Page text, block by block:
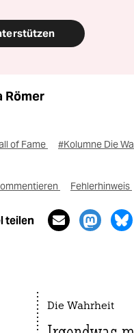
Römer
of Fame #Kolumne Die
Fehlerhinweis
teilen
Die Wahrheit